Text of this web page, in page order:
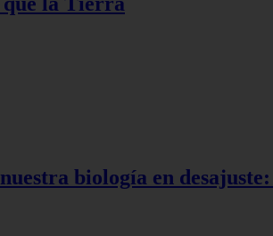
biología en